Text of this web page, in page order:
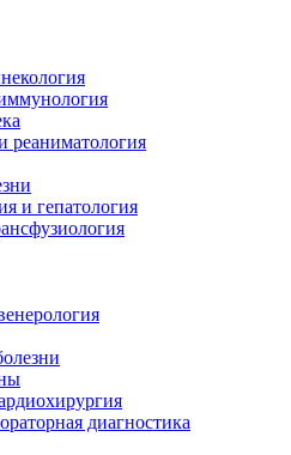
реаниматология
и гепатология
диагностика